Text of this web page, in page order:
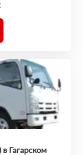
Гагарском